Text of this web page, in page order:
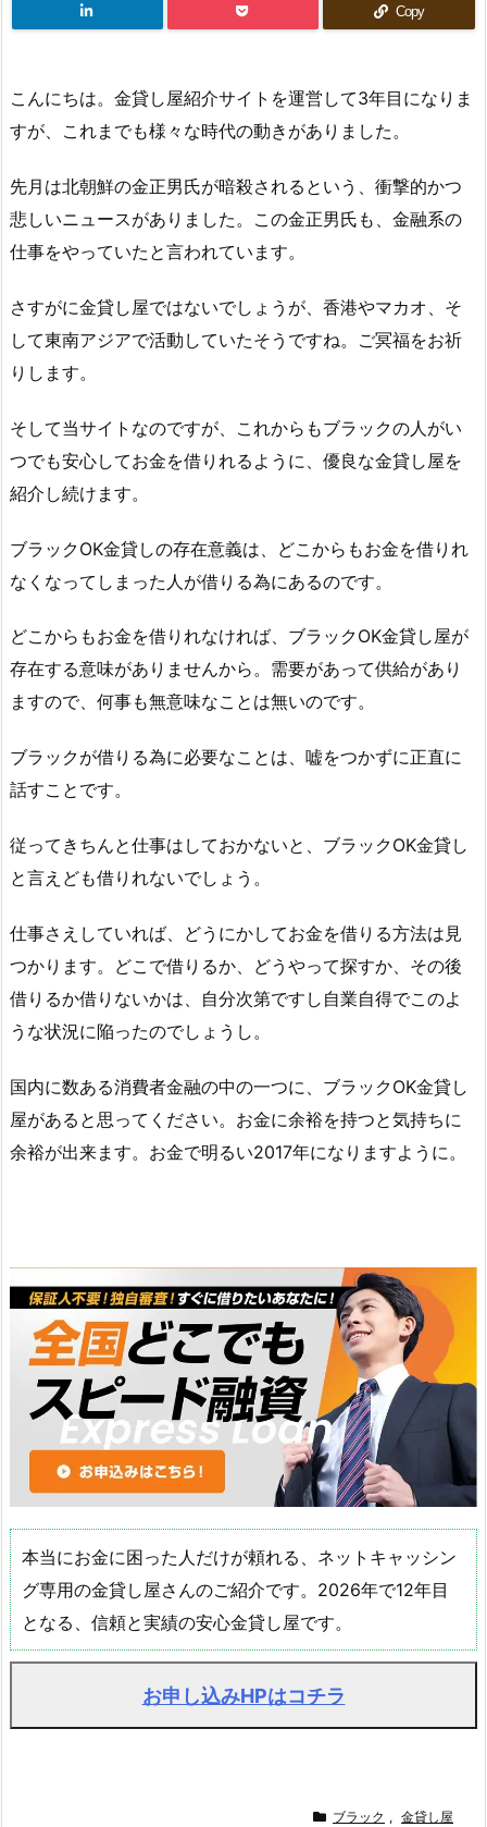
Copy
こんにちは。金貸し屋紹介サイトを運営して3年目になりま
すが、これまでも様々な時代の動きがありました。
先月は北朝鮮の金正男氏が暗殺されるという、衝撃的かつ
悲しいニュースがありました。この金正男氏も、金融系の
仕事をやっていたと言われています。
さすがに金貸し屋ではないでしょうが、香港やマカオ、そ
して東南アジアで活動していたそうですね。ご冥福をお祈
りします。
そして当サイトなのですが、これからもブラックの人がい
つでも安心してお金を借りれるように、優良な金貸し屋を
紹介し続けます。
ブラックOK金貸しの存在意義は、どこからもお金を借りれ
なくなってしまった人が借りる為にあるのです。
どこからもお金を借りれなければ、ブラックOK金貸し屋が
存在する意味がありませんから。需要があって供給があり
ますので、何事も無意味なことは無いのです。
ブラックが借りる為に必要なことは、嘘をつかずに正直に
話すことです。
従ってきちんと仕事はしておかないと、ブラックOK金貸し
と言えども借りれないでしょう。
仕事さえしていれば、どうにかしてお金を借りる方法は見
つかります。どこで借りるか、どうやって探すか、その後
借りるか借りないかは、自分次第ですし自業自得でこのよ
うな状況に陥ったのでしょうし。
国内に数ある消費者金融の中の一つに、ブラックOK金貸し
屋があると思ってください。お金に余裕を持つと気持ちに
余裕が出来ます。お金で明るい2017年になりますように。
本当にお金に困った人だけが頼れる、ネットキャッシン
グ専用の金貸し屋さんのご紹介です。2026年で12年目
となる、信頼と実績の安心金貸し屋です。
お申し込みHPはコチラ
ブラック , 金貸し屋